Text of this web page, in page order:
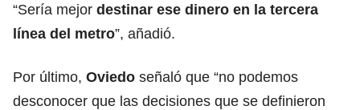
“Sería mejor destinar ese dinero en la tercera
línea del metro”, añadió.
Por último, Oviedo señaló que “no podemos
desconocer que las decisiones que se definieron